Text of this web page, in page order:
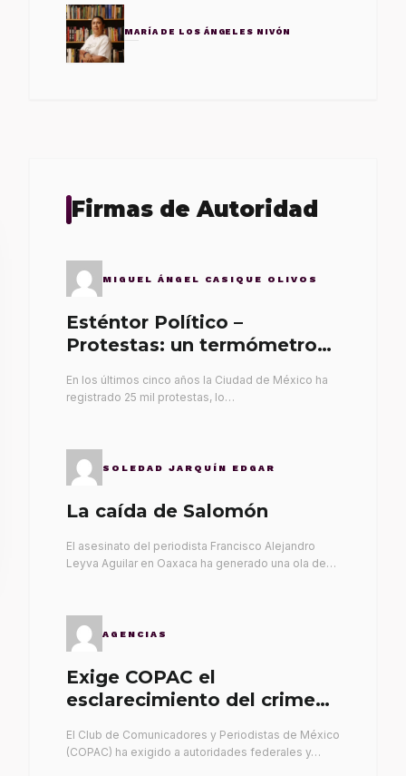
MARÍA DE LOS ÁNGELES NIVÓN
Firmas de Autoridad
MIGUEL ÁNGEL CASIQUE OLIVOS
Esténtor Político –
Protestas: un termómetro
En los últimos cinco años la Ciudad de México ha
registrado 25 mil protestas, lo…
SOLEDAD JARQUÍN EDGAR
La caída de Salomón
El asesinato del periodista Francisco Alejandro
Leyva Aguilar en Oaxaca ha generado una ola de…
AGENCIAS
Exige COPAC el
esclarecimiento del crimen
El Club de Comunicadores y Periodistas de México
(COPAC) ha exigido a autoridades federales y…